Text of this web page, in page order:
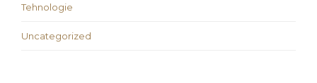
Tehnologie
Uncategorized